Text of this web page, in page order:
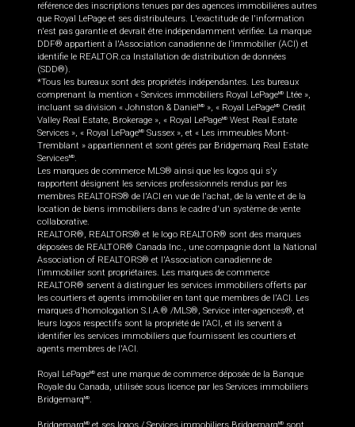
référence des inscriptions tenues par des agences immobilières autres
que Royal LePage et ses distributeurs. L'exactitude de l'information
n'est pas garantie et devrait être indépendamment vérifiée. La marque
DDF® appartient à l'Association canadienne de l’immobilier (ACI) et
identifie le REALTOR.ca Installation de distribution de données
(SDD®).
*Tous les bureaux sont des propriétés indépendantes. Les bureaux
comprenant la mention « Services immobiliers Royal LePageMD
Ltée »,
incluant sa division « Johnston & Daniel MD », « Royal LePageMD
Credit
Valley Real Estate, Brokerage », « Royal LePageMD West Real Estate
Services », « Royal LePageMD Sussex », et « Les immeubles Mont-
Tremblant » appartiennent et sont gérés par Bridgemarq Real Estate
ServicesMD.
Les marques de commerce MLS® ainsi que les logos qui s'y
rapportent désignent les services professionnels rendus par les
membres REALTORS® de l'ACI en vue de l'achat, de la vente et de la
location de biens immobiliers dans le cadre d'un système de vente
collaborative.
REALTOR®, REALTORS® et le logo REALTOR® sont des marques
déposées de REALTOR® Canada Inc., une compagnie dont la National
Association of REALTORS® et l'Association canadienne de
l’immobilier sont propriétaires. Les marques de commerce
REALTOR® servent à distinguer les services immobiliers offerts par
les courtiers et agents immobilier en tant que membres de l'ACI. Les
marques d'homologation S.I.A.® /MLS®, Service inter-agences®, et
leurs logos respectifs sont la propriété de l'ACI, et ils servent à
identifier les services immobiliers que fournissent les courtiers et
agents membres de l'ACI.
Royal LePageMD est une marque de commerce déposée de la Banque
Royale du Canada, utilisée sous licence par les Services immobiliers
BridgemarqMD.
MD MD